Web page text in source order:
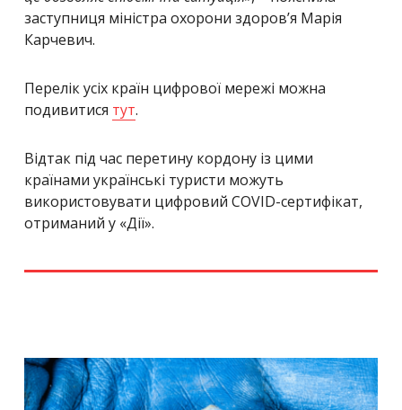
заступниця міністра охорони здоров’я Марія
Карчевич.
Перелік усіх країн цифрової мережі можна
подивитися тут.
Відтак під час перетину кордону із цими
країнами українські туристи можуть
використовувати цифровий COVID-сертифікат,
отриманий у «Дії».